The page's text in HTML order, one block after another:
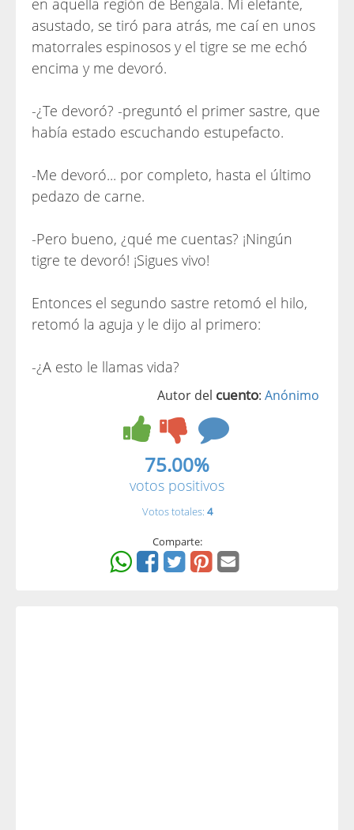
en aquella región de Bengala. Mi elefante,
asustado, se tiró para atrás, me caí en unos
matorrales espinosos y el tigre se me echó
encima y me devoró.
-¿Te devoró? -preguntó el primer sastre, que
había estado escuchando estupefacto.
-Me devoró... por completo, hasta el último
pedazo de carne.
-Pero bueno, ¿qué me cuentas? ¡Ningún
tigre te devoró! ¡Sigues vivo!
Entonces el segundo sastre retomó el hilo,
retomó la aguja y le dijo al primero:
-¿A esto le llamas vida?
Autor del cuento: Anónimo
75.00%
votos positivos
Votos totales: 4
Comparte: